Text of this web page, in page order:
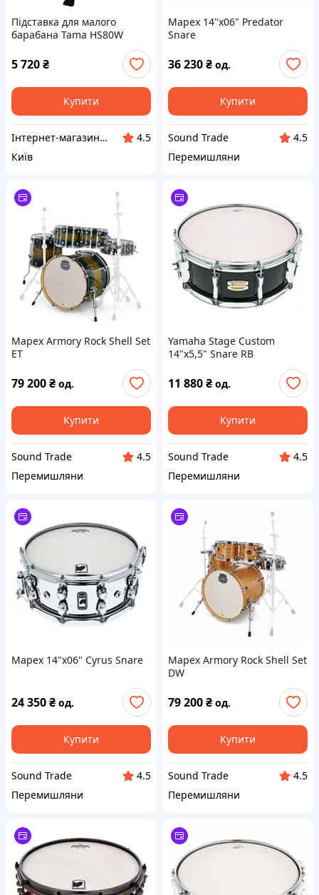
Підставка для малого
барабана Tama HS80W
5 720₴
Купити
Інтернет-магазин MUSIC123
4.5
Київ
Mapex 14"x06" Predator
Snare
36 230₴ од.
Купити
Sound Trade
4.5
Перемишляни
Mapex Armory Rock Shell Set
ET
79 200₴ од.
Купити
Sound Trade
4.5
Перемишляни
Yamaha Stage Custom
14"x5,5" Snare RB
11 880₴ од.
Купити
Sound Trade
4.5
Перемишляни
Mapex 14"x06" Cyrus Snare
24 350₴ од.
Купити
Sound Trade
4.5
Перемишляни
Mapex Armory Rock Shell Set
DW
79 200₴ од.
Купити
Sound Trade
4.5
Перемишляни